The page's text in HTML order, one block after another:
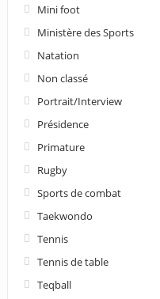
Mini foot
Ministère des Sports
Natation
Non classé
Portrait/Interview
Présidence
Primature
Rugby
Sports de combat
Taekwondo
Tennis
Tennis de table
Teqball